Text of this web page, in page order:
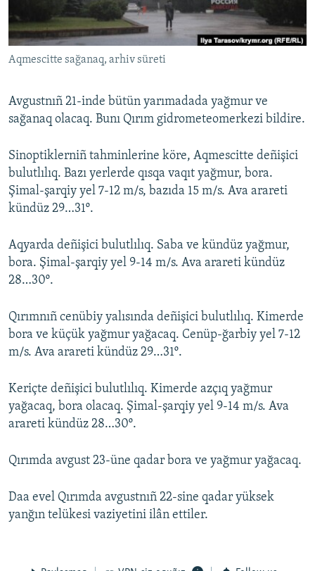
Русский
Українською
RFE/RS bütün saytları
Aqmescitte sağanaq, arhiv süreti
Avgustnıñ 21-inde bütün yarımadada yağmur ve
sağanaq olacaq. Bunı Qırım gidrometeomerkezi bildire.
Sinoptiklerniñ tahminlerine köre, Aqmescitte deñişici
bulutlılıq. Bazı yerlerde qısqa vaqıt yağmur, bora.
Şimal-şarqiy yel 7-12 m/s, bazıda 15 m/s. Ava arareti
kündüz 29…31º.
Aqyarda deñişici bulutlılıq. Saba ve kündüz yağmur,
bora. Şimal-şarqiy yel 9-14 m/s. Ava arareti kündüz
28…30º.
Qırımnıñ cenübiy yalısında deñişici bulutlılıq. Kimerde
bora ve küçük yağmur yağacaq. Cenüp-ğarbiy yel 7-12
m/s. Ava arareti kündüz 29…31º.
Keriçte deñişici bulutlılıq. Kimerde azçıq yağmur
yağacaq, bora olacaq. Şimal-şarqiy yel 9-14 m/s. Ava
arareti kündüz 28…30º.
Qırımda avgust 23-üne qadar bora ve yağmur yağacaq.
Daa evel Qırımda avgustnıñ 22-sine qadar yüksek
yanğın telükesi vaziyetini ilân ettiler.